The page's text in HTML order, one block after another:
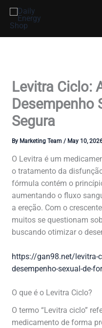
content
Levitra Ciclo:
Desempenho
Segura
By Marketing Team / May 10,
O Levitra é um
o tratamento da
fórmula contém o
aumentando o fluxo
a ereção. Com o
muitos se questionam
buscando otimizar o
https://gan98.net/levitra-
desempenho-sexual-de-
O que é o Levitra Ciclo?
O termo “Levitra ciclo”
medicamento de forma